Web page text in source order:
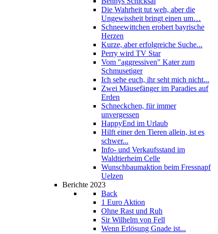
Die Wahrheit tut weh, aber die
Ungewissheit bringt einen um…
Schneewittchen erobert bayrische
Herzen
Kurze, aber erfolgreiche Suche...
Perry wird TV Star
Vom "aggressiven" Kater zum
Schmusetiger
Ich sehe euch, ihr seht mich nicht...
Zwei Mäusefänger im Paradies auf
Erden
Schneckchen, für immer
unvergessen
HappyEnd im Urlaub
Hilft einer den Tieren allein, ist es
schwer...
Info- und Verkaufsstand im
Waldtierheim Celle
Wunschbaumaktion beim Fressnapf
Uelzen
Berichte 2023
Back
1 Euro Aktion
Ohne Rast und Ruh
Sir Wilhelm von Fell
Wenn Erlösung Gnade ist...